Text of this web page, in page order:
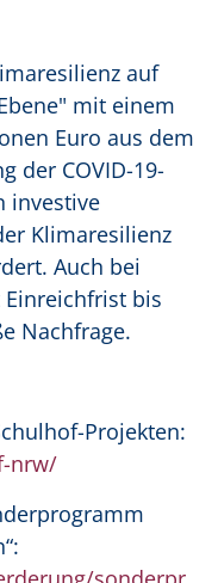
auf
mit einem
Euro aus dem
der COVID-19-
investive
Klimaresilienz
Auch bei
bis
Nachfrage.
Projekten:
nrw/